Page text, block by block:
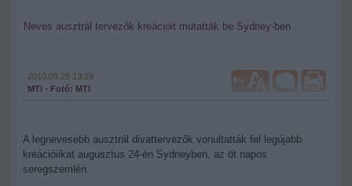
Neves ausztrál tervezők kreációit mutatták be Sydney-ben
2010.08.25 13:29
MTI - Fotó: MTI
+-
A legnevesebb ausztrál divattervezők vonultatták fel legújabb
kreációiikat augusztus 24-én Sydneyben, az öt napos
seregszemlén.